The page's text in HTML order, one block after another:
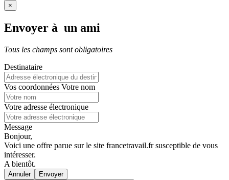
×
Envoyer à un ami
Tous les champs sont obligatoires
Destinataire
Vos coordonnées Votre nom
Votre adresse électronique
Message
Bonjour,
Voici une offre parue sur le site francetravail.fr susceptible de vous
intéresser.
A bientôt.
Annuler